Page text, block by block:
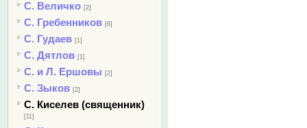
С. Величко [2]
С. Гребенников [6]
С. Гудаев [1]
С. Дятлов [1]
С. и Л. Ершовы [2]
С. Зыков [2]
С. Киселев (священник)
[11]